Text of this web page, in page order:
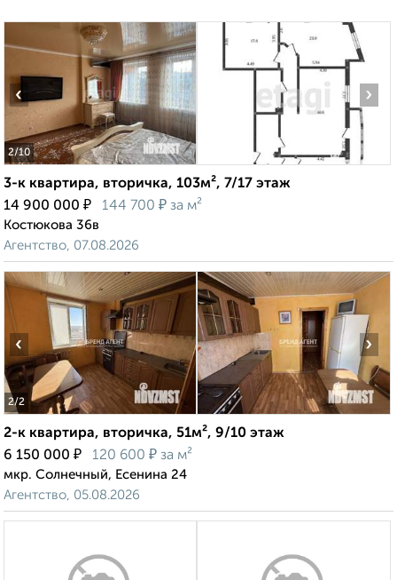
2/10
‹ ›
3-к квартира, вторичка, 103м², 7/17 этаж
14 900 000 ₽ 144 700 ₽ за м²
Костюкова 36в
Агентство, 07.08.2026
2/2
‹ ›
2-к квартира, вторичка, 51м², 9/10 этаж
6 150 000 ₽ 120 600 ₽ за м²
мкр. Солнечный, Есенина 24
Агентство, 05.08.2026